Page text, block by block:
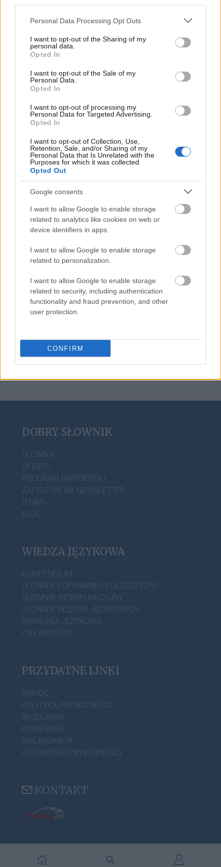
Please note that this website/app uses one or more Google
not limited to your visit or usage behaviour. You may click to
grant or deny consent to Google and its third-party tags to
use your data for below specified purposes in below Google
consent section.
Personal Data Processing Opt Outs
I want to opt-out of the Sharing of my
personal data.
Opted In
I want to opt-out of the Sale of my
Personal Data.
Opted In
I want to opt-out of processing my
Personal Data for Targeted Advertising.
Opted In
I want to opt-out of Collection, Use,
Retention, Sale, and/or Sharing of my
Personal Data that Is Unrelated with the
Purposes for which it was collected.
Opted Out
Google consents
I want to allow Google to enable storage
related to analytics like cookies on web or
device identifiers in apps.
I want to allow Google to enable storage
related to personalization.
I want to allow Google to enable storage
related to security, including authentication
functionality and fraud prevention, and other
user protection.
CONFIRM
domówka— Dawne domówki
— Żartobliwie
Mogą Cię zainteresować również hasła
Iwo
projekt
elf
tabloid
DOBRY SŁOWNIK
SŁOWNIK
OFERTA
PROGRAM PARTNERSKI
ZAPISZ SIĘ NA NEWSLETTER
O NAS
BLOG
WIEDZA JĘZYKOWA
KOMPENDIUM
SŁOWNIK POPRAWNEJ POLSZCZYZNY
SŁOWNIK INTERPUNKCYJNY
SŁOWNIK BŁĘDÓW JĘZYKOWYCH
PORADNIA JĘZYKOWA
CIEKAWOSTKI
PRZYDATNE LINKI
POMOC
POLITYKA PRYWATNOŚCI
REGULAMIN
POBIERANIE
BIBLIOGRAFIA
USTAWIENIA PRYWATNOŚCI
KONTAKT